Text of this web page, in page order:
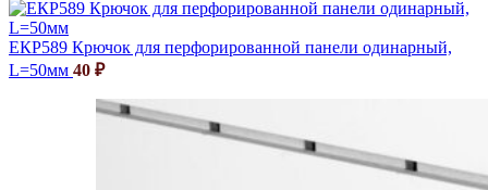
ЕКР589 Крючок для перфорированной панели одинарный,
L=50мм 40 ₽